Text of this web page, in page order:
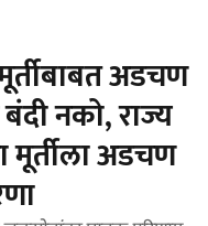
अडचण
नको, राज्य
मूर्तीला अडचण